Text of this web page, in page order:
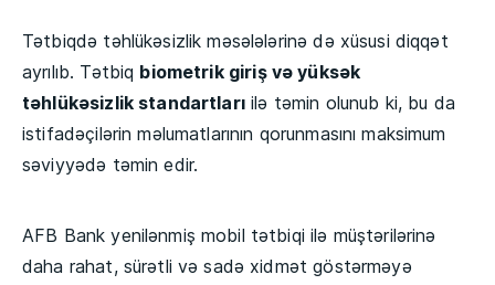
Tətbiqdə təhlükəsizlik məsələlərinə də xüsusi diqqət
ayrılıb. Tətbiq biometrik giriş və yüksək
təhlükəsizlik standartlarıilə təmin olunub ki, bu da
istifadəçilərin məlumatlarının qorunmasını maksimum
səviyyədə təmin edir.
AFB Bank yenilənmiş mobil tətbiqi ilə müştərilərinə
daha rahat, sürətli və sadə xidmət göstərməyə